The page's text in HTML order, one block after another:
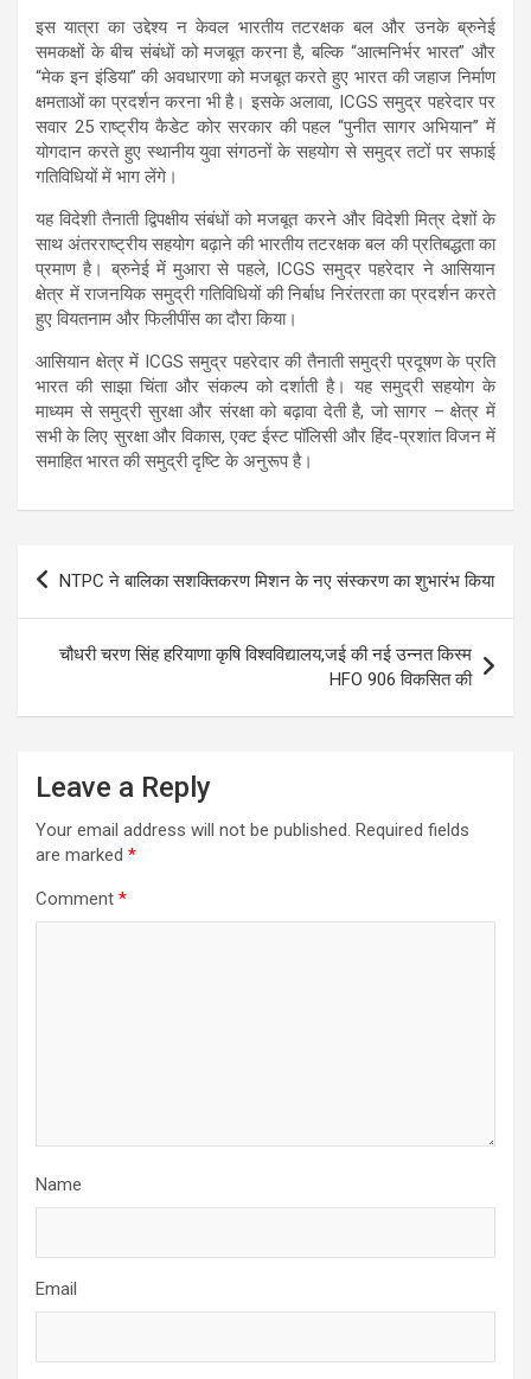
इस यात्रा का उद्देश्य न केवल भारतीय तटरक्षक बल और उनके ब्रुनेई
समकक्षों के बीच संबंधों को मजबूत करना है, बल्कि “आत्मनिर्भर भारत” और
“मेक इन इंडिया” की अवधारणा को मजबूत करते हुए भारत की जहाज निर्माण
क्षमताओं का प्रदर्शन करना भी है। इसके अलावा, ICGS समुद्र पहरेदार पर
सवार 25 राष्ट्रीय कैडेट कोर सरकार की पहल “पुनीत सागर अभियान” में
योगदान करते हुए स्थानीय युवा संगठनों के सहयोग से समुद्र तटों पर सफाई
गतिविधियों में भाग लेंगे।
यह विदेशी तैनाती द्विपक्षीय संबंधों को मजबूत करने और विदेशी मित्र देशों के
साथ अंतरराष्ट्रीय सहयोग बढ़ाने की भारतीय तटरक्षक बल की प्रतिबद्धता का
प्रमाण है। ब्रुनेई में मुआरा से पहले, ICGS समुद्र पहरेदार ने आसियान
क्षेत्र में राजनयिक समुद्री गतिविधियों की निर्बाध निरंतरता का प्रदर्शन करते
हुए वियतनाम और फिलीपींस का दौरा किया।
आसियान क्षेत्र में ICGS समुद्र पहरेदार की तैनाती समुद्री प्रदूषण के प्रति
भारत की साझा चिंता और संकल्प को दर्शाती है। यह समुद्री सहयोग के
माध्यम से समुद्री सुरक्षा और संरक्षा को बढ़ावा देती है, जो सागर – क्षेत्र में
सभी के लिए सुरक्षा और विकास, एक्ट ईस्ट पॉलिसी और हिंद-प्रशांत विजन में
समाहित भारत की समुद्री दृष्टि के अनुरूप है।
Post
NTPC ने बालिका सशक्तिकरण मिशन के नए संस्करण का शुभारंभ किया
चौधरी चरण सिंह हरियाणा कृषि विश्वविद्यालय,जई की नई उन्नत किस्म
HFO 906 विकसित की
Leave a Reply
Your email address will not be published. Required fields
are marked *
Comment *
Name
Email